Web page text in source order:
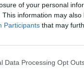
of your personal
This information may
Participants that may
Data Processing Opt
Mainos: